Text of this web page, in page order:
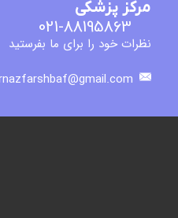
021-88195863
مرکز پزشکی
نظرات خود را برای ما بفرستید